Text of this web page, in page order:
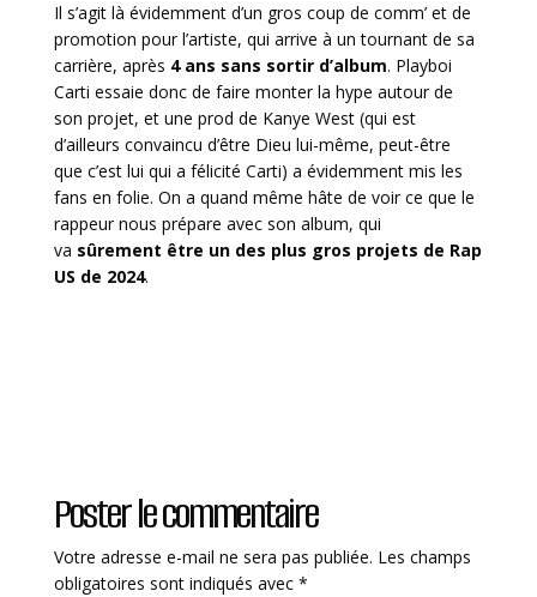
Il s’agit là évidemment d’un gros coup de comm’ et de
promotion pour l’artiste, qui arrive à un tournant de sa
carrière, après 4 ans sans sortir d’album. Playboi
Carti essaie donc de faire monter la hype autour de
son projet, et une prod de Kanye West (qui est
d’ailleurs convaincu d’être Dieu lui-même, peut-être
que c’est lui qui a félicité Carti) a évidemment mis les
fans en folie. On a quand même hâte de voir ce que le
rappeur nous prépare avec son album, qui
va sûrement être un des plus gros projets de Rap
US de 2024.
Poster le commentaire
Votre adresse e-mail ne sera pas publiée. Les champs
obligatoires sont indiqués avec *